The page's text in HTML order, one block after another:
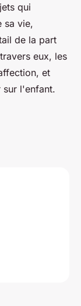
qui
sa vie,
de la part
eux, les
et
sur l'enfant.